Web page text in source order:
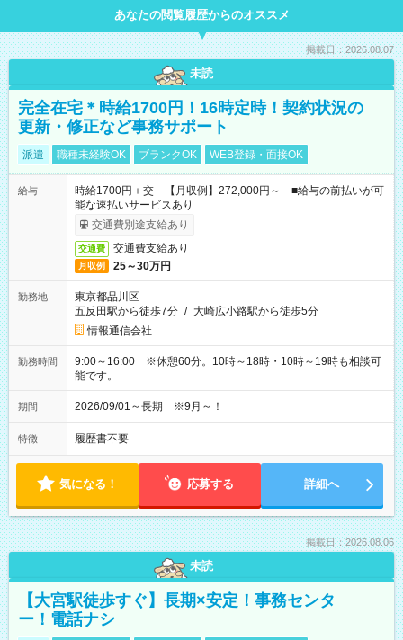
あなたの閲覧履歴からのオススメ
掲載日：2026.08.07
未読
完全在宅＊時給1700円！16時定時！契約状況の
更新・修正など事務サポート
派遣 職種未経験OK ブランクOK WEB登録・面接OK
給与
時給1700円＋交 【月収例】272,000円～ ■給与の前払いが可
能な速払いサービスあり
交通費別途支給あり
交通費 交通費支給あり
月収例 25～30万円
勤務地
東京都品川区
五反田駅から徒歩7分 / 大崎広小路駅から徒歩5分
情報通信会社
勤務時間
9:00～16:00 ※休憩60分。10時～18時・10時～19時も相談可
能です。
期間 2026/09/01～長期 ※9月～！
特徴 履歴書不要
気になる！ 応募する 詳細へ
掲載日：2026.08.06
未読
【大宮駅徒歩すぐ】長期×安定！事務センタ
ー！電話ナシ